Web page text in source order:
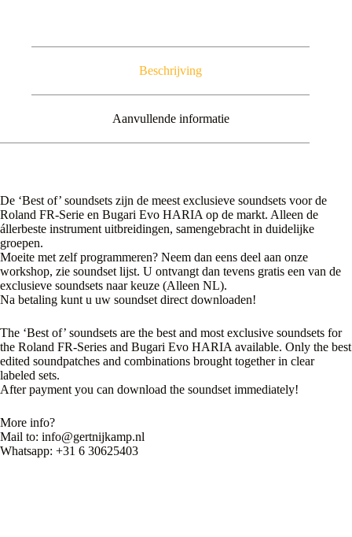
Beschrijving
Aanvullende informatie
De ‘Best of’ soundsets zijn de meest exclusieve soundsets voor de
Roland FR-Serie en Bugari Evo HARIA op de markt. Alleen de
állerbeste instrument uitbreidingen, samengebracht in duidelijke
groepen.
Moeite met zelf programmeren? Neem dan eens deel aan onze
workshop, zie soundset lijst. U ontvangt dan tevens gratis een van de
exclusieve soundsets naar keuze (Alleen NL).
Na betaling kunt u uw soundset direct downloaden!
The ‘Best of’ soundsets are the best and most exclusive soundsets for
the Roland FR-Series and Bugari Evo HARIA available. Only the best
edited soundpatches and combinations brought together in clear
labeled sets.
After payment you can download the soundset immediately!
More info?
Mail to: info@gertnijkamp.nl
Whatsapp: +31 6 30625403